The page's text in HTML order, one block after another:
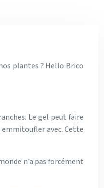
plantes ? Hello Brico
Le gel peut faire
avec. Cette
n’a pas forcément